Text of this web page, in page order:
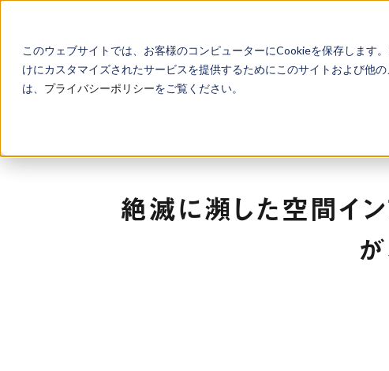
このウェブサイトでは、お客様のコンピューターにCookieを保存します
けにカスタマイズされたサービスを提供するためにこのサイトおよび他
は、 プライバシーポリシーをご覧ください。
絶滅に瀕した空間イ